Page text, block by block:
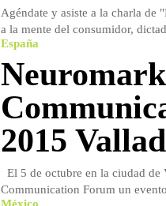
Agéndate y asiste a la charla de
a la mente del consumidor,
España
2015
El 5 de octubre en la ciudad de
Communication Forum un